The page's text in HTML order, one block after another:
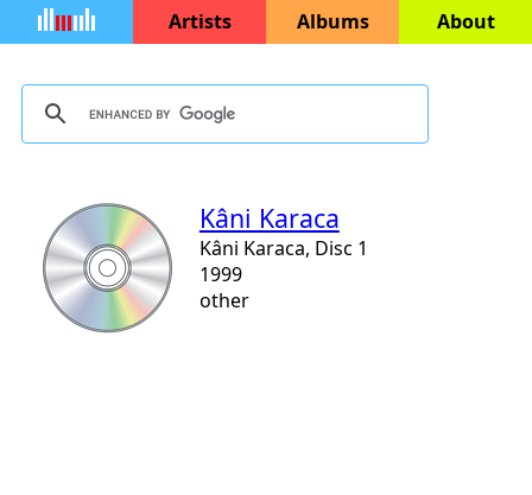
Artists Albums About
Kâni Karaca
Kâni Karaca, Disc 1
1999
other